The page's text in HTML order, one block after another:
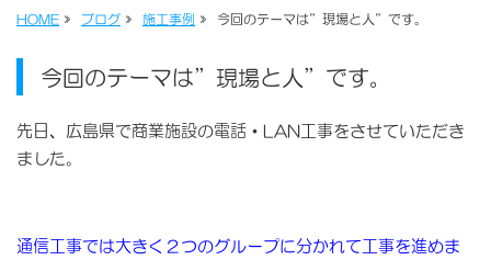
HOME » ブログ » 施工事例 » 今回のテーマは”現場と人”です。
今回のテーマは”現場と人”です。
先日、広島県で商業施設の電話・LAN工事をさせていただき
ました。
通信工事では大きく２つのグループに分かれて工事を進めま